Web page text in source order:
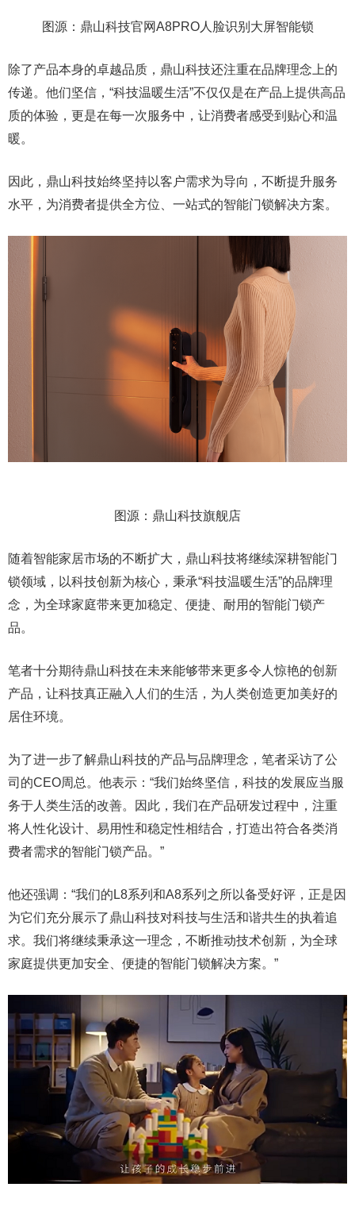
图源：鼎山科技官网A8PRO人脸识别大屏智能锁
除了产品本身的卓越品质，鼎山科技还注重在品牌理念上的
传递。他们坚信，“科技温暖生活”不仅仅是在产品上提供高品
质的体验，更是在每一次服务中，让消费者感受到贴心和温
暖。
因此，鼎山科技始终坚持以客户需求为导向，不断提升服务
水平，为消费者提供全方位、一站式的智能门锁解决方案。
图源：鼎山科技旗舰店
随着智能家居市场的不断扩大，鼎山科技将继续深耕智能门
锁领域，以科技创新为核心，秉承“科技温暖生活”的品牌理
念，为全球家庭带来更加稳定、便捷、耐用的智能门锁产
品。
笔者十分期待鼎山科技在未来能够带来更多令人惊艳的创新
产品，让科技真正融入人们的生活，为人类创造更加美好的
居住环境。
为了进一步了解鼎山科技的产品与品牌理念，笔者采访了公
司的CEO周总。他表示：“我们始终坚信，科技的发展应当服
务于人类生活的改善。因此，我们在产品研发过程中，注重
将人性化设计、易用性和稳定性相结合，打造出符合各类消
费者需求的智能门锁产品。”
他还强调：“我们的L8系列和A8系列之所以备受好评，正是因
为它们充分展示了鼎山科技对科技与生活和谐共生的执着追
求。我们将继续秉承这一理念，不断推动技术创新，为全球
家庭提供更加安全、便捷的智能门锁解决方案。”